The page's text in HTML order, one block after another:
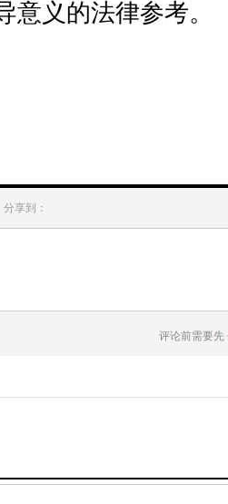
意义的法律参考。
分享到：
评论前需要先